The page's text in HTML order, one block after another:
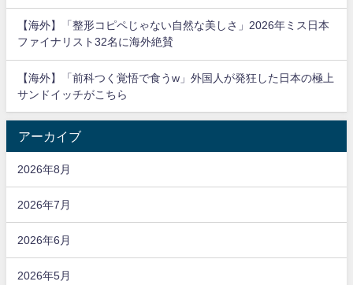
【海外】「整形コピペじゃない自然な美しさ」2026年ミス日本
ファイナリスト32名に海外絶賛
【海外】「前科つく覚悟で食うw」外国人が発狂した日本の極上
サンドイッチがこちら
アーカイブ
2026年8月
2026年7月
2026年6月
2026年5月